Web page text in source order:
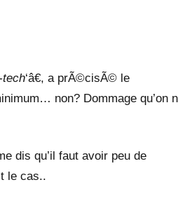
tech‘â€, a prÃ©cisÃ© le
non? Dommage qu’on
dis qu’il faut avoir peu de
le cas..